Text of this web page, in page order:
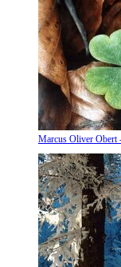
Marcus Oliver Obert